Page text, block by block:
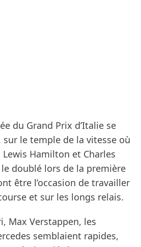
du Grand Prix d’Italie se
le temple de la vitesse où
Hamilton et Charles
doublé lors de la première
être l’occasion de travailler
et sur les longs relais.
Max Verstappen, les
semblaient rapides,